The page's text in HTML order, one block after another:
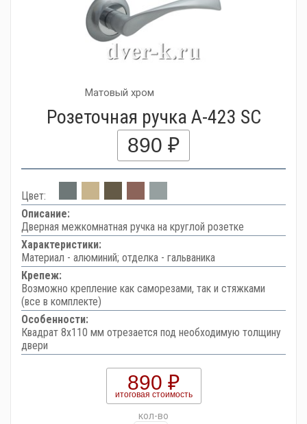
Матовый хром
Розеточная ручка A-423 SC
890 ₽
Цвет:
Описание:
Дверная межкомнатная ручка на круглой розетке
Характеристики:
Материал - алюминий; отделка - гальваника
Крепеж:
Возможно крепление как саморезами, так и стяжками
(все в комплекте)
Особенности:
Квадрат 8х110 мм отрезается под необходимую толщину
двери
890 ₽
итоговая стоимость
кол-во